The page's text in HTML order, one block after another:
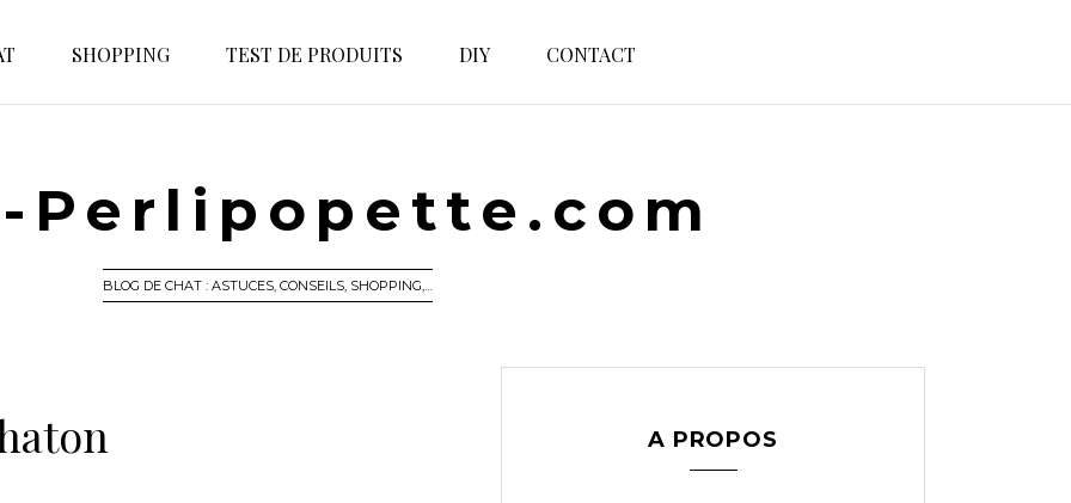
SHOPPING TEST DE PRODUITS DIY CONTACT
Perlipopette.com
BLOG DE CHAT : ASTUCES, CONSEILS, SHOPPING,…
A PROPOS